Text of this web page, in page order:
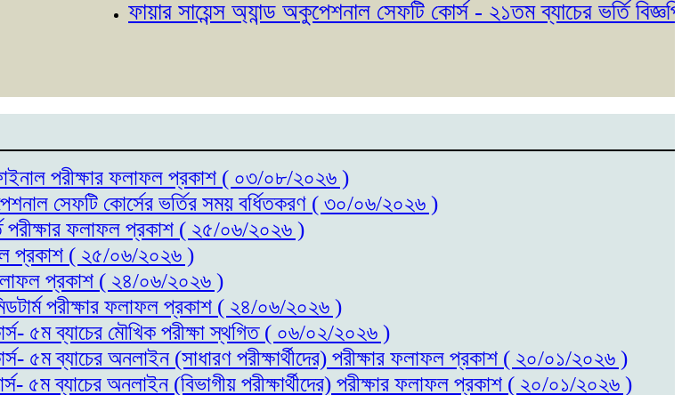
ফায়ার সায়েন্স অ্যান্ড অকুপেশনাল সেফটি কোর্স - ২১তম ব্যাচের ভর্তি বিজ্ঞপ্তি
পরীক্ষার ফলাফল প্রকাশ ( ০৩/০৮/২০২৬ )
সেফটি কোর্সের ভর্তির সময় বর্ধিতকরণ ( ৩০/০৬/২০২৬ )
পরীক্ষার ফলাফল প্রকাশ ( ২৫/০৬/২০২৬ )
প্রকাশ ( ২৫/০৬/২০২৬ )
ফলাফল প্রকাশ ( ২৪/০৬/২০২৬ )
পরীক্ষার ফলাফল প্রকাশ ( ২৪/০৬/২০২৬ )
৫ম ব্যাচের মৌখিক পরীক্ষা স্থগিত ( ০৬/০২/২০২৬ )
৫ম ব্যাচের অনলাইন (সাধারণ পরীক্ষার্থীদের) পরীক্ষার ফলাফল প্রকাশ ( ২০/০১/২০২৬ )
৫ম ব্যাচের অনলাইন (বিভাগীয় পরীক্ষার্থীদের) পরীক্ষার ফলাফল প্রকাশ ( ২০/০১/২০২৬ )